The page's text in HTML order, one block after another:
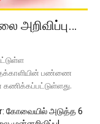
அறிவிப்பு…
தக்காளியின் பண்ணை
கணிக்கப்பட்டுள்ளது.
கோவையில் அடுத்த 6